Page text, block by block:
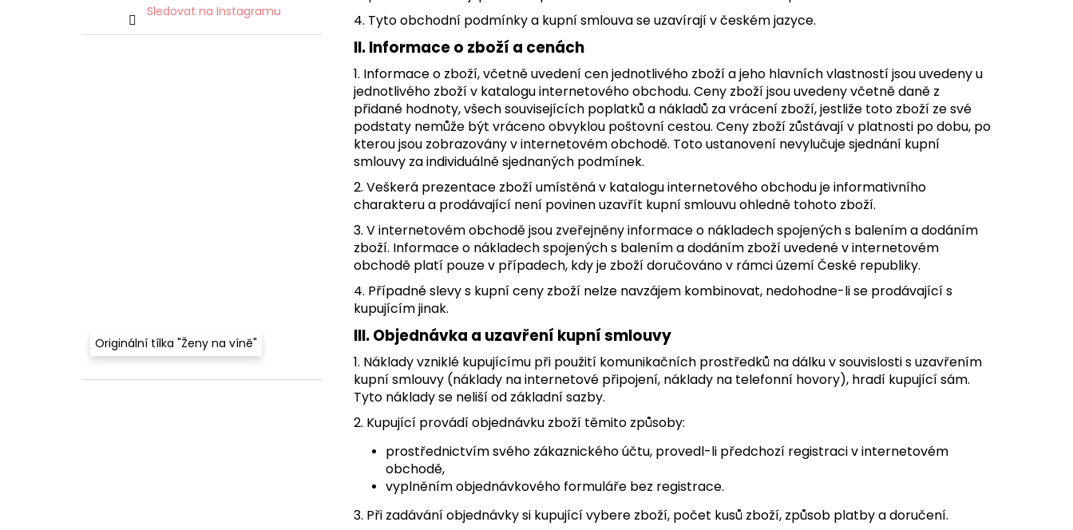
Sledovat na Instagramu
Originální tílka "Ženy na víně"
4. Tyto obchodní podmínky a kupní smlouva se uzavírají v českém jazyce.
II. Informace o zboží a cenách
1. Informace o zboží, včetně uvedení cen jednotlivého zboží a jeho hlavních vlastností jsou uvedeny u
jednotlivého zboží v katalogu internetového obchodu. Ceny zboží jsou uvedeny včetně daně z
přidané hodnoty, všech souvisejících poplatků a nákladů za vrácení zboží, jestliže toto zboží ze své
podstaty nemůže být vráceno obvyklou poštovní cestou. Ceny zboží zůstávají v platnosti po dobu, po
kterou jsou zobrazovány v internetovém obchodě. Toto ustanovení nevylučuje sjednání kupní
smlouvy za individuálně sjednaných podmínek.
2. Veškerá prezentace zboží umístěná v katalogu internetového obchodu je informativního
charakteru a prodávající není povinen uzavřít kupní smlouvu ohledně tohoto zboží.
3. V internetovém obchodě jsou zveřejněny informace o nákladech spojených s balením a dodáním
zboží. Informace o nákladech spojených s balením a dodáním zboží uvedené v internetovém
obchodě platí pouze v případech, kdy je zboží doručováno v rámci území České republiky.
4. Případné slevy s kupní ceny zboží nelze navzájem kombinovat, nedohodne-li se prodávající s
kupujícím jinak.
III. Objednávka a uzavření kupní smlouvy
1. Náklady vzniklé kupujícímu při použití komunikačních prostředků na dálku v souvislosti s uzavřením
kupní smlouvy (náklady na internetové připojení, náklady na telefonní hovory), hradí kupující sám.
Tyto náklady se neliší od základní sazby.
2. Kupující provádí objednávku zboží těmito způsoby:
prostřednictvím svého zákaznického účtu, provedl-li předchozí registraci v internetovém
obchodě,
vyplněním objednávkového formuláře bez registrace.
3. Při zadávání objednávky si kupující vybere zboží, počet kusů zboží, způsob platby a doručení.